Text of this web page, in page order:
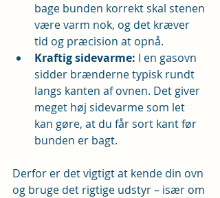
bage bunden korrekt skal stenen
være varm nok, og det kræver
tid og præcision at opnå.
Kraftig sidevarme: I en gasovn
sidder brænderne typisk rundt
langs kanten af ovnen. Det giver
meget høj sidevarme som let
kan gøre, at du får sort kant før
bunden er bagt.
Derfor er det vigtigt at kende din ovn
og bruge det rigtige udstyr – især om